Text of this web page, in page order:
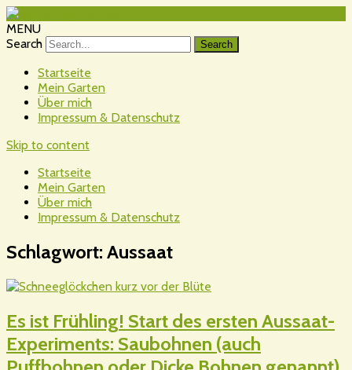
MENU
Search
Startseite
Mein Garten
Über mich
Impressum & Datenschutz
Skip to content
Startseite
Mein Garten
Über mich
Impressum & Datenschutz
Schlagwort: Aussaat
Es ist Frühling! Start des ersten Aussaat-
Experiments: Saubohnen (auch